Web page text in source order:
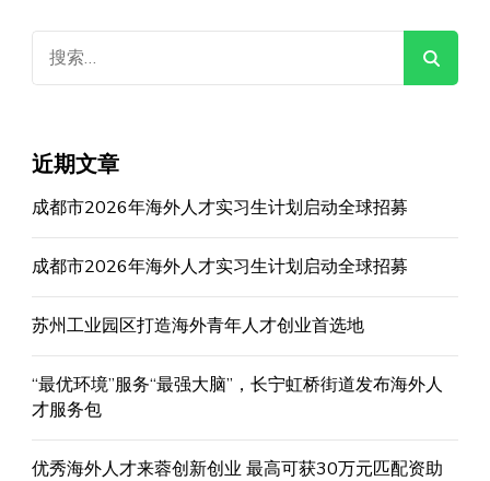
索：
近期文章
成都市2026年海外人才实习生计划启动全球招募
成都市2026年海外人才实习生计划启动全球招募
苏州工业园区打造海外青年人才创业首选地
“最优环境”服务“最强大脑”，长宁虹桥街道发布海外人
才服务包
优秀海外人才来蓉创新创业 最高可获30万元匹配资助